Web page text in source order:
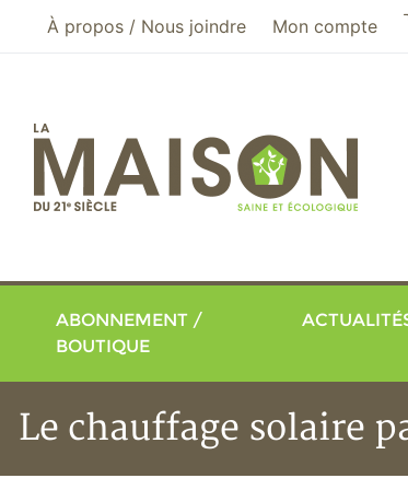
Aller au menu principal
Aller au contenu principal
À propos / Nous joindre Mon compte
ABONNEMENT /
BOUTIQUE
Le chauffage solaire